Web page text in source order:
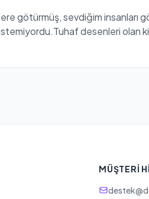
götürmüş, sevdiğim
istemiyordu.Tuhaf desenleri
MÜŞTERI